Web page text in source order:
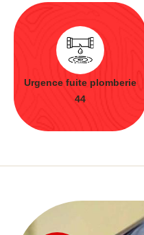
Urgence fuite plomberie
44